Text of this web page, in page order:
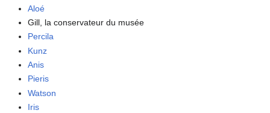
Aloé
Gill, la conservateur du musée
Percila
Kunz
Anis
Pieris
Watson
Iris